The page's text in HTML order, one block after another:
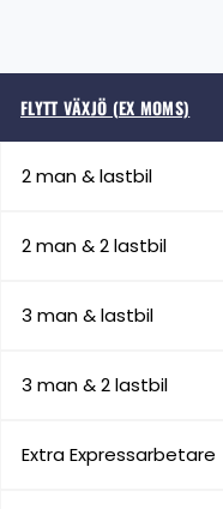
FLYTT VÄXJÖ (EX MOMS)
2 man & lastbil
2 man & 2 lastbil
3 man & lastbil
3 man & 2 lastbil
Extra Expressarbetare